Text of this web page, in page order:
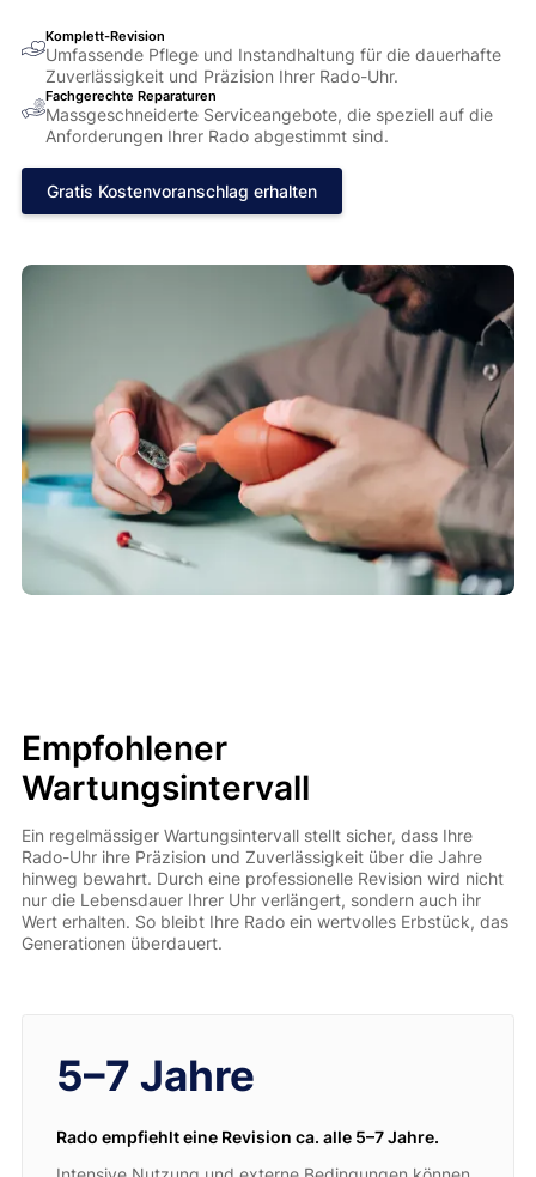
Komplett-Revision
Umfassende Pflege und Instandhaltung für die dauerhafte
Zuverlässigkeit und Präzision Ihrer Rado-Uhr.
Fachgerechte Reparaturen
Massgeschneiderte Serviceangebote, die speziell auf die
Anforderungen Ihrer Rado abgestimmt sind.
Gratis Kostenvoranschlag erhalten
Empfohlener
Wartungsintervall
Ein regelmässiger Wartungsintervall stellt sicher, dass Ihre
Rado-Uhr ihre Präzision und Zuverlässigkeit über die Jahre
hinweg bewahrt. Durch eine professionelle Revision wird nicht
nur die Lebensdauer Ihrer Uhr verlängert, sondern auch ihr
Wert erhalten. So bleibt Ihre Rado ein wertvolles Erbstück, das
Generationen überdauert.
5–7 Jahre
Rado empfiehlt eine Revision ca. alle 5–7 Jahre.